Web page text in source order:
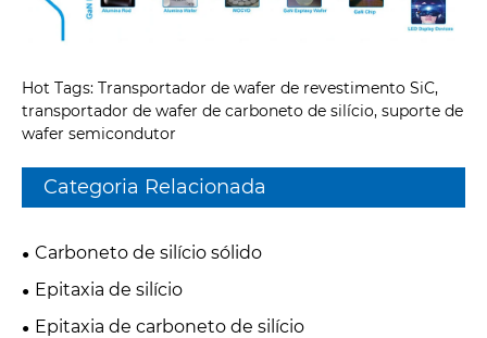
Hot Tags: Transportador de wafer de revestimento SiC,
transportador de wafer de carboneto de silício, suporte de
wafer semicondutor
Categoria Relacionada
Carboneto de silício sólido
Epitaxia de silício
Epitaxia de carboneto de silício